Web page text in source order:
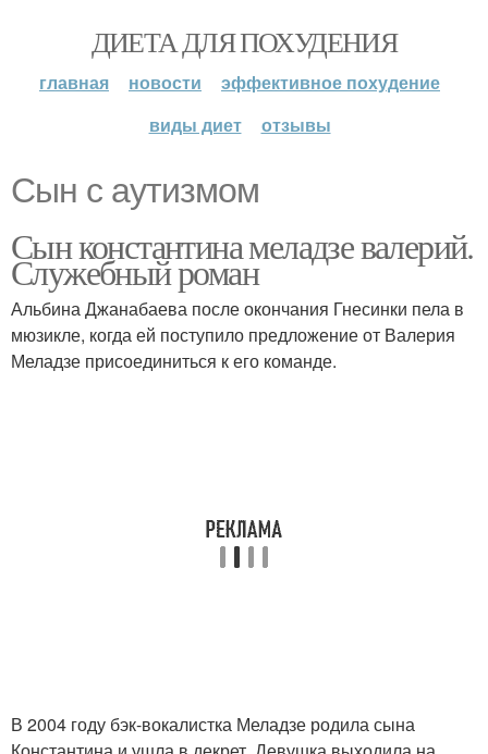
ДИЕТА ДЛЯ ПОХУДЕНИЯ
главная новости
эффективное похудение
виды диет
отзывы
Сын с аутизмом
Сын константина меладзе валерий.
Служебный роман
Альбина Джанабаева после окончания Гнесинки пела в
мюзикле, когда ей поступило предложение от Валерия
Меладзе присоединиться к его команде.
В 2004 году бэк-вокалистка Меладзе родила сына